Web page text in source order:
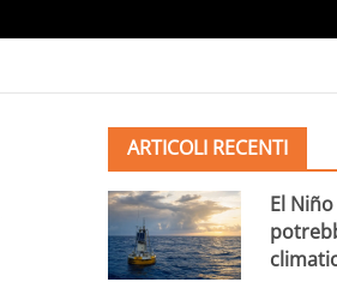
ARTICOLI RECENTI
El